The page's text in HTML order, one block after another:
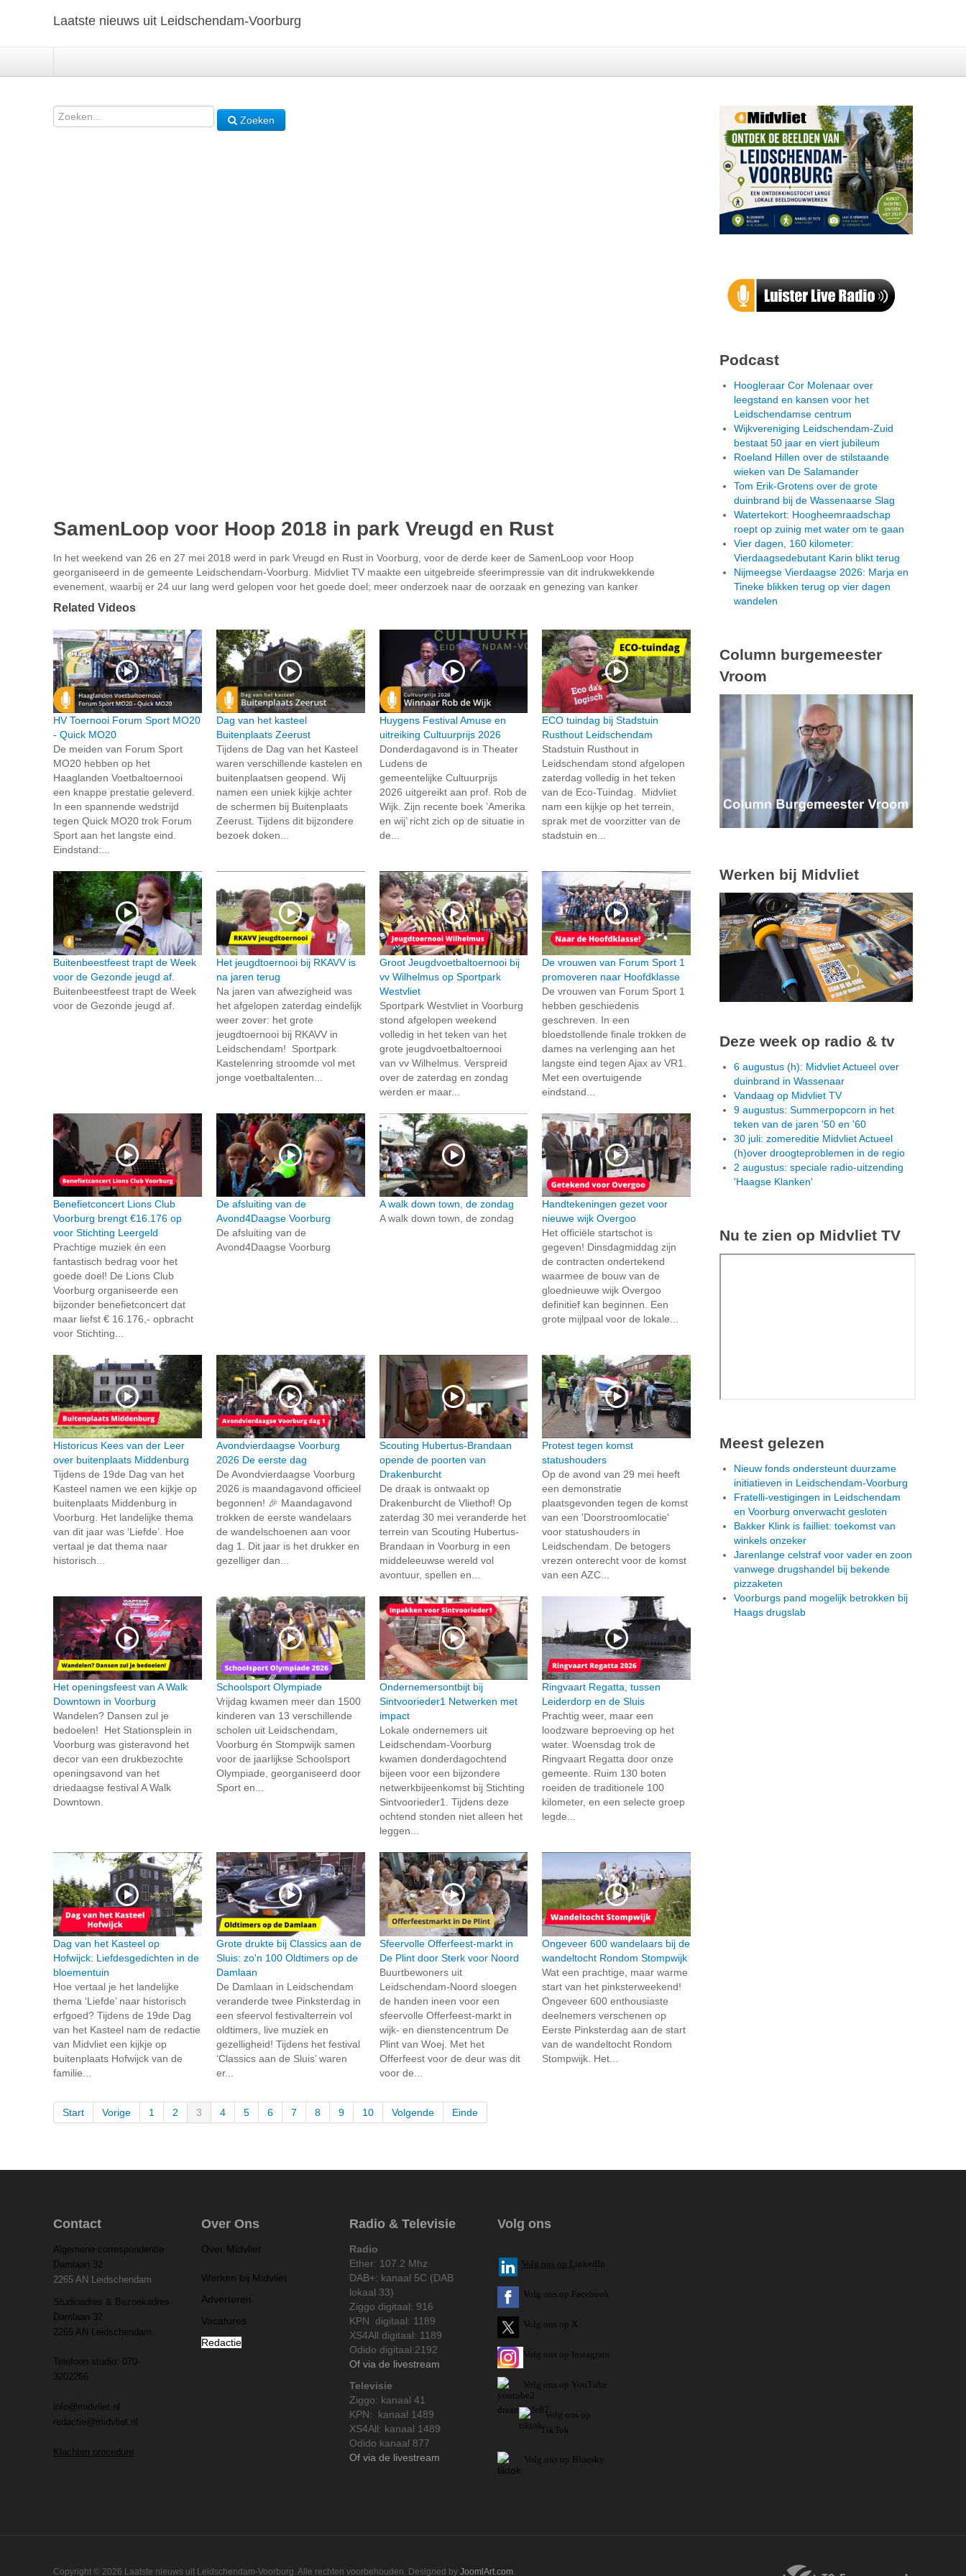
Laatste nieuws uit Leidschendam-Voorburg
Zoeken
SamenLoop voor Hoop 2018 in park Vreugd en Rust
In het weekend van 26 en 27 mei 2018 werd in park Vreugd en Rust in Voorburg, voor de derde keer de SamenLoop voor Hoop
georganiseerd in de gemeente Leidschendam-Voorburg. Midvliet TV maakte een uitgebreide sfeerimpressie van dit indrukwekkende
evenement, waarbij er 24 uur lang werd gelopen voor het goede doel; meer onderzoek naar de oorzaak en genezing van kanker
Related Videos
HV Toernooi Forum Sport MO20
- Quick MO20
De meiden van Forum Sport
MO20 hebben op het
Haaglanden Voetbaltoernooi
een knappe prestatie geleverd.
In een spannende wedstrijd
tegen Quick MO20 trok Forum
Sport aan het langste eind.
Eindstand:...
Dag van het kasteel
Buitenplaats Zeerust
Tijdens de Dag van het Kasteel
waren verschillende kastelen en
buitenplaatsen geopend. Wij
namen een uniek kijkje achter
de schermen bij Buitenplaats
Zeerust. Tijdens dit bijzondere
bezoek doken...
Huygens Festival Amuse en
uitreiking Cultuurprijs 2026
Donderdagavond is in Theater
Ludens de
gemeentelijke Cultuurprijs
2026 uitgereikt aan prof. Rob de
Wijk. Zijn recente boek ’Amerika
en wij’ richt zich op de situatie in
de...
ECO tuindag bij Stadstuin
Rusthout Leidschendam
Stadstuin Rusthout in
Leidschendam stond afgelopen
zaterdag volledig in het teken
van de Eco-Tuindag. Midvliet
nam een kijkje op het terrein,
sprak met de voorzitter van de
stadstuin en...
Buitenbeestfeest trapt de Week
voor de Gezonde jeugd af.
Buitenbeestfeest trapt de Week
voor de Gezonde jeugd af.
Het jeugdtoernooi bij RKAVV is
na jaren terug
Na jaren van afwezigheid was
het afgelopen zaterdag eindelijk
weer zover: het grote
jeugdtoernooi bij RKAVV in
Leidschendam! Sportpark
Kastelenring stroomde vol met
jonge voetbaltalenten...
Groot Jeugdvoetbaltoernooi bij
vv Wilhelmus op Sportpark
Westvliet
Sportpark Westvliet in Voorburg
stond afgelopen weekend
volledig in het teken van het
grote jeugdvoetbaltoernooi
van vv Wilhelmus. Verspreid
over de zaterdag en zondag
werden er maar...
De vrouwen van Forum Sport 1
promoveren naar Hoofdklasse
De vrouwen van Forum Sport 1
hebben geschiedenis
geschreven. In een
bloedstollende finale trokken de
dames na verlenging aan het
langste eind tegen Ajax av VR1.
Met een overtuigende
eindstand...
Benefietconcert Lions Club
Voorburg brengt €16.176 op
voor Stichting Leergeld
Prachtige muziek én een
fantastisch bedrag voor het
goede doel! De Lions Club
Voorburg organiseerde een
bijzonder benefietconcert dat
maar liefst € 16.176,- opbracht
voor Stichting...
De afsluiting van de
Avond4Daagse Voorburg
De afsluiting van de
Avond4Daagse Voorburg
A walk down town, de zondag
A walk down town, de zondag
Handtekeningen gezet voor
nieuwe wijk Overgoo
Het officiële startschot is
gegeven! Dinsdagmiddag zijn
de contracten ondertekend
waarmee de bouw van de
gloednieuwe wijk Overgoo
definitief kan beginnen. Een
grote mijlpaal voor de lokale...
Historicus Kees van der Leer
over buitenplaats Middenburg
Tijdens de 19de Dag van het
Kasteel namen we een kijkje op
buitenplaats Middenburg in
Voorburg. Het landelijke thema
van dit jaar was ‘Liefde’. Hoe
vertaal je dat thema naar
historisch...
Avondvierdaagse Voorburg
2026 De eerste dag
De Avondvierdaagse Voorburg
2026 is maandagavond officieel
begonnen! 🎉 Maandagavond
trokken de eerste wandelaars
de wandelschoenen aan voor
dag 1. Dit jaar is het drukker en
gezelliger dan...
Scouting Hubertus-Brandaan
opende de poorten van
Drakenburcht
De draak is ontwaakt op
Drakenburcht de Vliethof! Op
zaterdag 30 mei veranderde het
terrein van Scouting Hubertus-
Brandaan in Voorburg in een
middeleeuwse wereld vol
avontuur, spellen en...
Protest tegen komst
statushouders
Op de avond van 29 mei heeft
een demonstratie
plaatsgevonden tegen de komst
van een 'Doorstroomlocatie'
voor statushouders in
Leidschendam. De betogers
vrezen onterecht voor de komst
van een AZC...
Het openingsfeest van A Walk
Downtown in Voorburg
Wandelen? Dansen zul je
bedoelen! Het Stationsplein in
Voorburg was gisteravond het
decor van een drukbezochte
openingsavond van het
driedaagse festival A Walk
Downtown.
Schoolsport Olympiade
Vrijdag kwamen meer dan 1500
kinderen van 13 verschillende
scholen uit Leidschendam,
Voorburg én Stompwijk samen
voor de jaarlijkse Schoolsport
Olympiade, georganiseerd door
Sport en...
Ondernemersontbijt bij
Sintvoorieder1 Netwerken met
impact
Lokale ondernemers uit
Leidschendam-Voorburg
kwamen donderdagochtend
bijeen voor een bijzondere
netwerkbijeenkomst bij Stichting
Sintvoorieder1. Tijdens deze
ochtend stonden niet alleen het
leggen...
Ringvaart Regatta, tussen
Leiderdorp en de Sluis
Prachtig weer, maar een
loodzware beproeving op het
water. Woensdag trok de
Ringvaart Regatta door onze
gemeente. Ruim 130 boten
roeiden de traditionele 100
kilometer, en een selecte groep
legde...
Dag van het Kasteel op
Hofwijck: Liefdesgedichten in de
bloementuin
Hoe vertaal je het landelijke
thema ‘Liefde’ naar historisch
erfgoed? Tijdens de 19de Dag
van het Kasteel nam de redactie
van Midvliet een kijkje op
buitenplaats Hofwijck van de
familie...
Grote drukte bij Classics aan de
Sluis: zo'n 100 Oldtimers op de
Damlaan
De Damlaan in Leidschendam
veranderde twee Pinksterdag in
een sfeervol festivalterrein vol
oldtimers, live muziek en
gezelligheid! Tijdens het festival
‘Classics aan de Sluis’ waren
er...
Sfeervolle Offerfeest-markt in
De Plint door Sterk voor Noord
Buurtbewoners uit
Leidschendam-Noord sloegen
de handen ineen voor een
sfeervolle Offerfeest-markt in
wijk- en dienstencentrum De
Plint van Woej. Met het
Offerfeest voor de deur was dit
voor de...
Ongeveer 600 wandelaars bij de
wandeltocht Rondom Stompwijk
Wat een prachtige, maar warme
start van het pinksterweekend!
Ongeveer 600 enthousiaste
deelnemers verschenen op
Eerste Pinksterdag aan de start
van de wandeltocht Rondom
Stompwijk. Het...
Start Vorige 1 2 3 4 5 6 7 8 9 10 Volgende Einde
Podcast
Hoogleraar Cor Molenaar over
leegstand en kansen voor het
Leidschendamse centrum
Wijkvereniging Leidschendam-Zuid
bestaat 50 jaar en viert jubileum
Roeland Hillen over de stilstaande
wieken van De Salamander
Tom Erik-Grotens over de grote
duinbrand bij de Wassenaarse Slag
Watertekort: Hoogheemraadschap
roept op zuinig met water om te gaan
Vier dagen, 160 kilometer:
Vierdaagsedebutant Karin blikt terug
Nijmeegse Vierdaagse 2026: Marja en
Tineke blikken terug op vier dagen
wandelen
Column burgemeester
Vroom
Werken bij Midvliet
Deze week op radio & tv
6 augustus (h): Midvliet Actueel over
duinbrand in Wassenaar
Vandaag op Midvliet TV
9 augustus: Summerpopcorn in het
teken van de jaren '50 en '60
30 juli: zomereditie Midvliet Actueel
(h)over droogteproblemen in de regio
2 augustus: speciale radio-uitzending
'Haagse Klanken'
Nu te zien op Midvliet TV
Meest gelezen
Nieuw fonds ondersteunt duurzame
initiatieven in Leidschendam-Voorburg
Fratelli-vestigingen in Leidschendam
en Voorburg onverwacht gesloten
Bakker Klink is failliet: toekomst van
winkels onzeker
Jarenlange celstraf voor vader en zoon
vanwege drugshandel bij bekende
pizzaketen
Voorburgs pand mogelijk betrokken bij
Haags drugslab
Contact
Algemene correspondentie
Damlaan 32
2265 AN Leidschendam
Studioadres & Bezoekadres
Damlaan 32
2265 AN Leidschendam
Telefoon studio: 070-
3202266
info@midvliet.nl
redactie@midvliet.nl
Klachten procedure
Over Ons
Over Midvliet
Werken bij Midvliet
Adverteren
Vacatures
Redactie
Radio & Televisie
Radio
Ether: 107.2 Mhz
DAB+: kanaal 5C (DAB
lokaal 33)
Ziggo digitaal: 916
KPN digitaal: 1189
XS4All digitaal: 1189
Odido digitaal:2192
Of via de livestream
Televisie
Ziggo: kanaal 41
KPN: kanaal 1489
XS4All: kanaal 1489
Odido kanaal 877
Of via de livestream
Volg ons
Volg ons op L inkedIn
Volg ons op Facebook
Volg ons op X
Volg ons op Instagram
Volg ons op YouTube
Volg ons op
TikTok
Volg ons op Bluesky
Copyright © 2026 Laatste nieuws uit Leidschendam-Voorburg. Alle rechten voorbehouden. Designed by JoomlArt.com